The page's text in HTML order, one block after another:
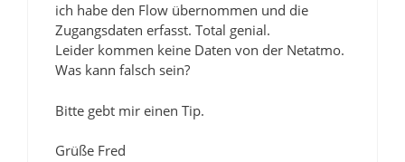
ich habe den Flow übernommen und die
Zugangsdaten erfasst. Total genial.
Leider kommen keine Daten von der Netatmo.
Was kann falsch sein?
Bitte gebt mir einen Tip.
Grüße Fred